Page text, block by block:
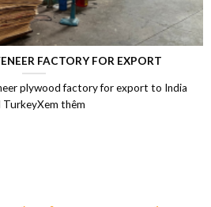
FACTORY FOR EXPORT
plywood factory for export to India
TurkeyXem thêm